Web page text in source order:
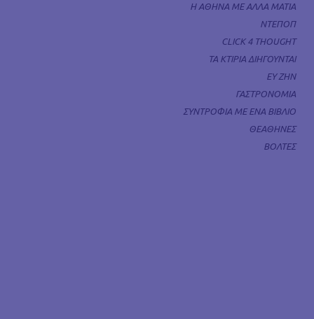
Η ΑΘΗΝΑ ΜΕ ΑΛΛΑ ΜΑΤΙΑ
ΝΤΕΠΟΠ
CLICK 4 THOUGHT
ΤΑ ΚΤΙΡΙΑ ΔΙΗΓΟΥΝΤΑΙ
ΕΥ ΖΗΝ
ΓΑΣΤΡΟΝΟΜΙΑ
ΣΥΝΤΡΟΦΙΑ ΜΕ ΕΝΑ ΒΙΒΛΙΟ
ΘΕΑΘΗΝΕΣ
ΒΟΛΤΕΣ